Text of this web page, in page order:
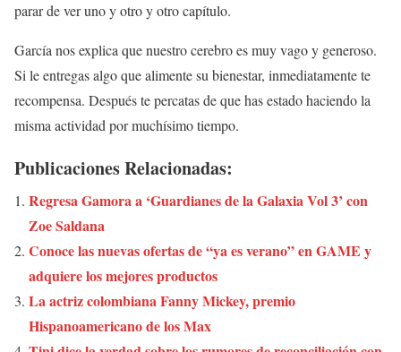
parar de ver uno y otro y otro capítulo.
García nos explica que nuestro cerebro es muy vago y generoso.
Si le entregas algo que alimente su bienestar, inmediatamente te
recompensa. Después te percatas de que has estado haciendo la
misma actividad por muchísimo tiempo.
Publicaciones Relacionadas:
Regresa Gamora a ‘Guardianes de la Galaxia Vol 3’ con
Zoe Saldana
Conoce las nuevas ofertas de “ya es verano” en GAME y
adquiere los mejores productos
La actriz colombiana Fanny Mickey, premio
Hispanoamericano de los Max